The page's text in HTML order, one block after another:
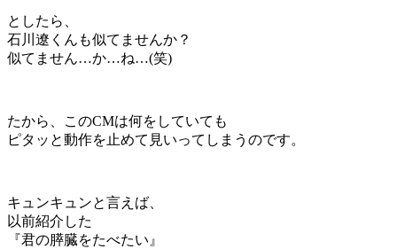
としたら、
石川遼くんも似てませんか？
似てません…か…ね…(笑)
たから、このCMは何をしていても
ピタッと動作を止めて見いってしまうのです。
キュンキュンと言えば、
以前紹介した
『君の膵臓をたべたい』